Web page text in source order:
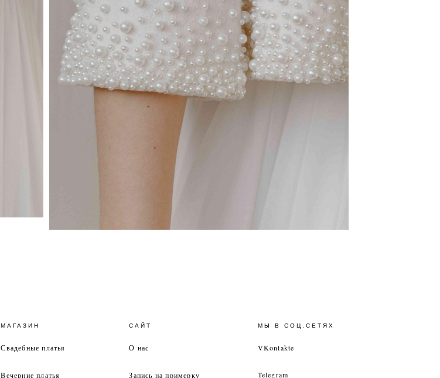
МАГАЗИН
Свадебные платья
Вечерние платья
САЙТ
О нас
Запись на примерку
МЫ В СОЦ.СЕТЯХ
VKontakte
Telegram